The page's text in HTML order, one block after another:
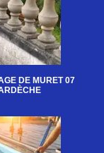
DE MURET 07